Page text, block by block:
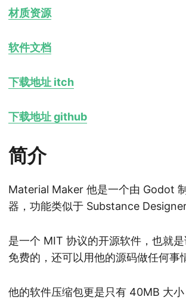
材质资源
软件文档
下载地址 itch
下载地址 github
简介
Material Maker 他是一个由 Godot
器，功能类似于 Substance
是一个 MIT 协议的开源软件，也就
免费的，还可以用他的源码做任何事
他的软件压缩包更是只有 40MB 大